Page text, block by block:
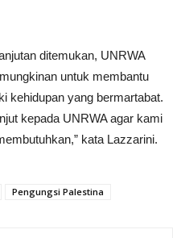
ditemukan, UNRWA
untuk membantu
kehidupan yang bermartabat.
kepada UNRWA agar kami
kata Lazzarini.
Pengungsi Palestina